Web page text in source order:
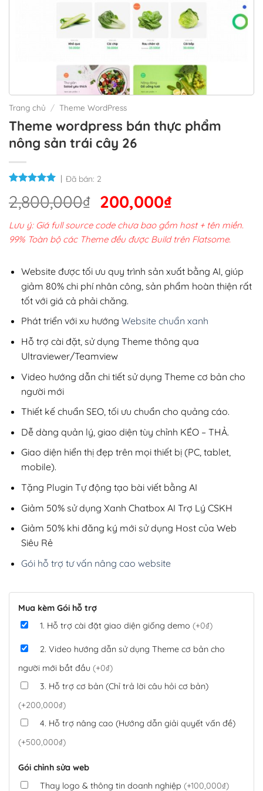
Trang chủ / Theme WordPress
Theme wordpress bán thực phẩm
nông sản trái cây 26
Đã bán: 2
2,800,000₫ Giá
gốc
là:
2,800,000₫.
200,000₫Giá
hiện
tại
200,000₫.
Lưu ý: Giá full source code chưa bao gồm host + tên miền.
99% Toàn bộ các Theme đều được Build trên Flatsome.
Website được tối ưu quy trình sản xuất bằng AI, giúp
giảm 80% chi phí nhân công, sản phẩm hoàn thiện rất
tốt với giá cả phải chăng.
Phát triển với xu hướng Website chuẩn xanh
Hỗ trợ cài đặt, sử dụng Theme thông qua
Ultraviewer/Teamview
Video hướng dẫn chi tiết sử dụng Theme cơ bản cho
người mới
Thiết kế chuẩn SEO, tối ưu chuẩn cho quảng cáo.
Dễ dàng quản lý, giao diện tùy chỉnh KÉO – THẢ.
Giao diện hiển thị đẹp trên mọi thiết bị (PC, tablet,
mobile).
Tặng Plugin Tự động tạo bài viết bằng AI
Giảm 50% sử dụng Xanh Chatbox AI Trợ Lý CSKH
Giảm 50% khi đăng ký mới sử dụng Host của Web
Siêu Rẻ
Gói hỗ trợ tư vấn nâng cao website
Mua kèm Gói hỗ trợ
1. Hỗ trợ cài đặt giao diện giống demo (+0₫)
2. Video hướng dẫn sử dụng Theme cơ bản cho
người mới bắt đầu (+0₫)
3. Hỗ trợ cơ bản (Chỉ trả lời câu hỏi cơ bản)
(+200,000₫)
4. Hỗ trợ nâng cao (Hướng dẫn giải quyết vấn đề)
(+500,000₫)
Gói chỉnh sửa web
Thay logo & thông tin doanh nghiệp (+100,000₫)